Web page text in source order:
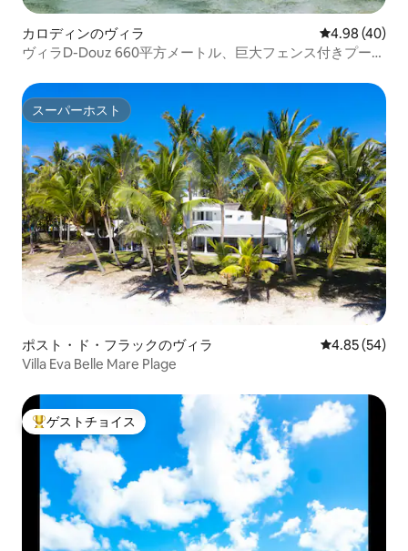
カロディンのヴィラ レビュー40
4.98 (40)
ヴィラD-Douz 660平方メートル、巨大フェンス付きプール
スーパーホスト
スーパーホスト
ポスト・ド・フラックのヴィラ レビュー54
4.85 (54)
Villa Eva Belle Mare Plage
大好評のゲストチョイスです。
ゲストチョイス